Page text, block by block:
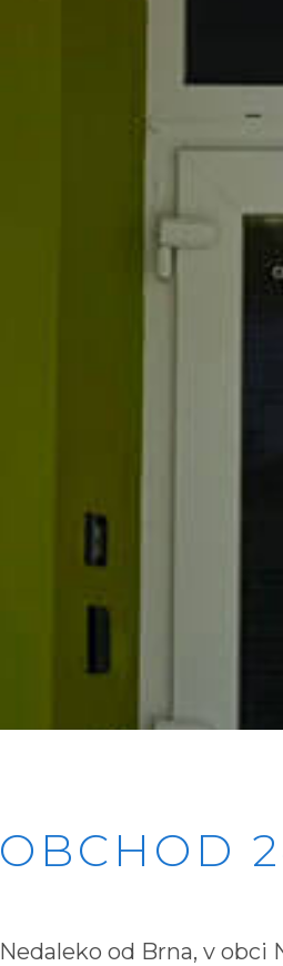
OBCHOD
Nedaleko od Brna, v obci